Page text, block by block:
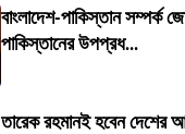
বাংলাদেশ-পাকিস্তান সম্পর্ক
পাকিস্তানের উপপ্রধ...
তারেক রহমানই হবেন দেশের